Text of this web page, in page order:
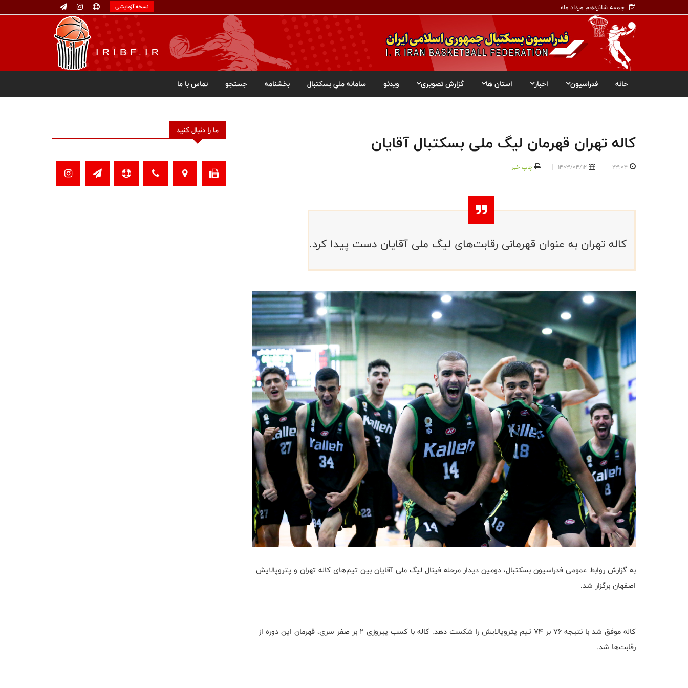
جمعه شانزدهم مرداد ماه نسخه آزمایشی
خانه فدراسیون اخبار استان ها گزارش تصویری ویدئو سامانه ملي بسکتبال بخشنامه جستجو تماس با ما
کاله تهران قهرمان لیگ ملی بسکتبال آقایان
23:04
1403/04/12 چاپ خبر
کاله تهران به عنوان قهرمانی رقابت‌های لیگ ملی آقایان دست پیدا کرد.
به گزارش روابط عمومی فدراسیون بسکتبال، دومین دیدار مرحله فینال لیگ ملی آقایان بین تیم‌های کاله تهران و پتروپالایش
اصفهان برگزار شد.
کاله موفق شد با نتیجه ۷۶ بر ۷۴ تیم پتروپالایش را شکست دهد. کاله با کسب پیروزی ۲ بر صفر سری، قهرمان این دوره از
رقابت‌ها شد.
ما را دنبال کنید